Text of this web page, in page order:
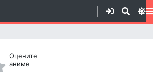
Оцените
аниме